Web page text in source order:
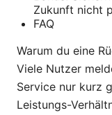
Zukunft nicht
FAQ
Warum du eine
Viele Nutzer
Service nur kurz
Leistungs-